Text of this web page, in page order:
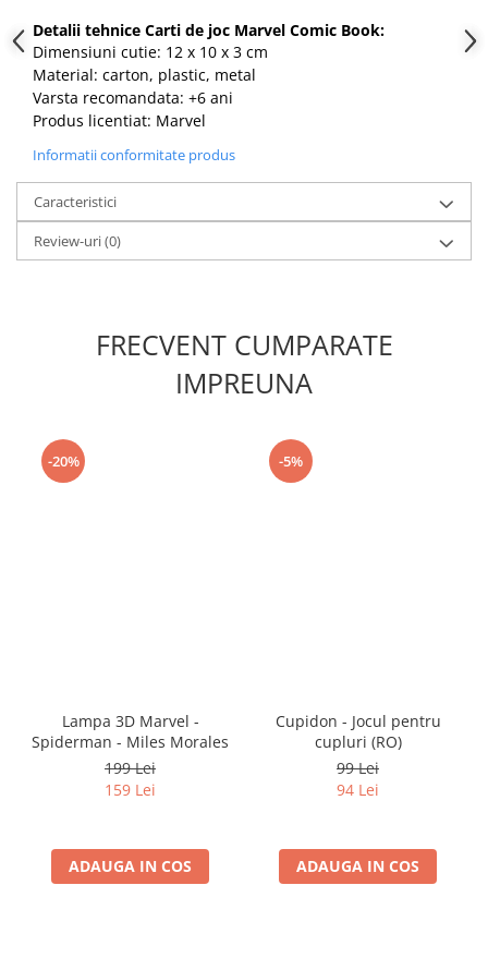
Detalii tehnice Carti de joc Marvel Comic Book:
Dimensiuni cutie: 12 x 10 x 3 cm
Material: carton, plastic, metal
Varsta recomandata: +6 ani
Produs licentiat: Marvel
Informatii conformitate produs
Caracteristici
Review-uri(0)
FRECVENT CUMPARATE
IMPREUNA
-20%
Lampa 3D Marvel -
Spiderman - Miles Morales
199 Lei
159 Lei
ADAUGA IN COS
-5%
Cupidon - Jocul pentru
cupluri (RO)
99 Lei
94 Lei
ADAUGA IN COS